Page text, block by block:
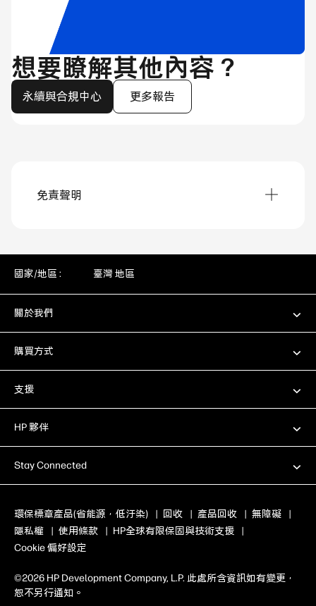
想要瞭解其他內容？
永續與合規中心 更多報告
免責聲明
我們的計畫旨在至少提供以下一種途徑來加速數
位平權：硬體、連線能力、內容或數位素養。數
位平等與學習成果資料同時包含直接與間接影
響。間接影響是基於預估值並使用乘數的結果。
2022 年資料包含一小部分 2021 年的資料，這
我們透過提供學習和數位素養計畫和解決方案來
支援教育，實現更良好的學習成果。數位平等與
截至 2022 年 10 月 31 日，我們的全球專利組合
包含超過 28,000 項專利，其中包括因我們於
包括 員工志工時數、員工捐款、HP 基金會配對
和 HP 基金會補助金的估值。
*不包括魁北克省
國家/地區 : 臺灣 地區
關於我們
購買方式
支援
HP 夥伴
Stay Connected
環保標章產品(省能源，低汙染) | 回收 | 產品回收 | 無障礙
|
隱私權
| 使用條款 | HP全球有限保固與技術支援
|
Cookie 偏好設定
©2026 HP Development Company, L.P. 此處所含資訊如有變更，
恕不另行通知。